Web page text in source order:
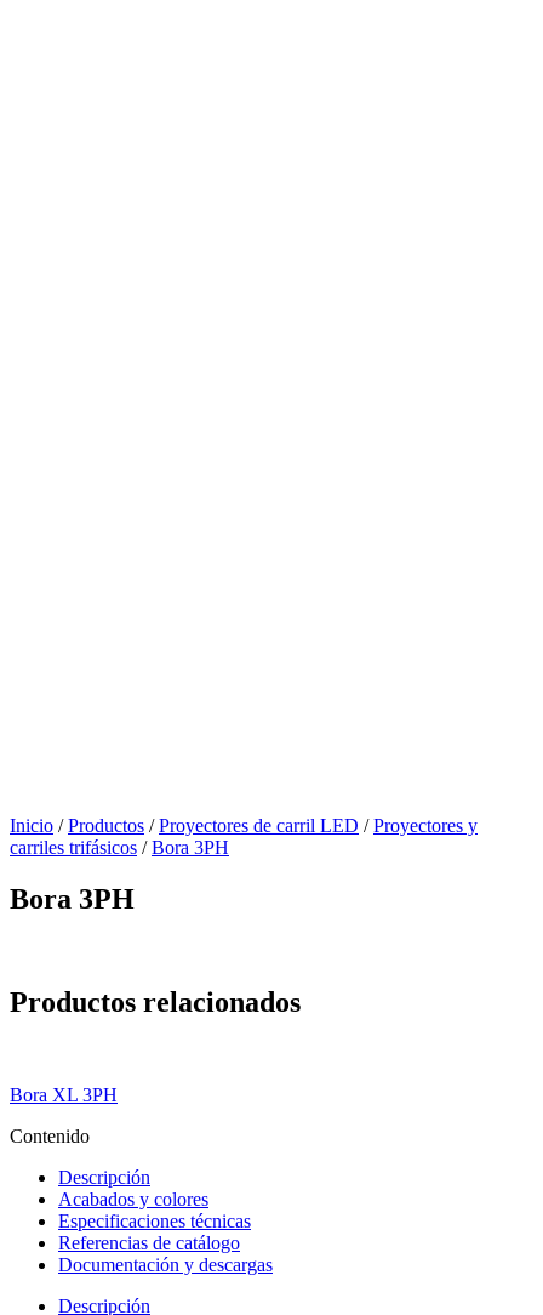
Inicio / Productos / Proyectores de carril LED / Proyectores y
carriles trifásicos / Bora 3PH
Bora 3PH
Productos relacionados
Bora XL 3PH
Contenido
Descripción
Acabados y colores
Especificaciones técnicas
Referencias de catálogo
Documentación y descargas
Descripción